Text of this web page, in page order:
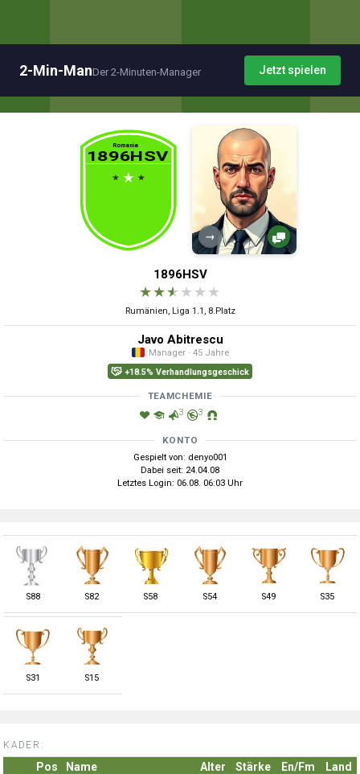
2-Min-ManDer 2-Minuten-Manager Jetzt spielen
→
1896HSV
★★★ ★ ★ ★
Rumänien, Liga 1.1, 8.Platz
Javo Abitrescu
Manager · 45 Jahre
+18.5% Verhandlungsgeschick
TEAMCHEMIE
3 3
KONTO
Gespielt von: denyo001
Dabei seit: 24.04.08
Letztes Login: 06.08. 06:03 Uhr
S88 S82 S58 S54 S49 S35
S31 S15
KADER:
Pos Name Alter Stärke En/Fm
Land